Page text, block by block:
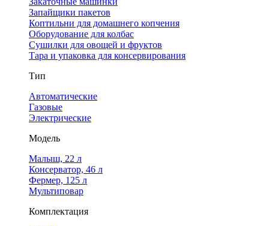
Запайщики пакетов
Коптильни для домашнего копчения
Оборудование для колбас
Сушилки для овощей и фруктов
Тара и упаковка для консервирования
Тип
Автоматические
Газовые
Электрические
Модель
Малыш, 22 л
Консерватор, 46 л
Фермер, 125 л
Мультиповар
Комплектация